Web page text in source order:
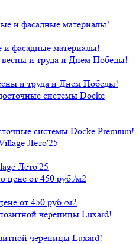
и фасадные материалы!
и труда и Днем Победы!
системы Docke Premium!
Лето'25
от 450 руб./м2
черепицы Luxard!